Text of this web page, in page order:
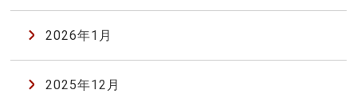
2026年1月
2025年12月